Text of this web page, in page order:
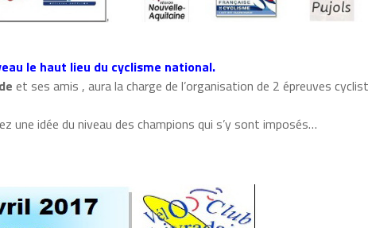
le haut lieu du cyclisme national.
et ses amis , aura la charge de l’organisation de 2 épreuves
une idée du niveau des champions qui s’y sont imposés…